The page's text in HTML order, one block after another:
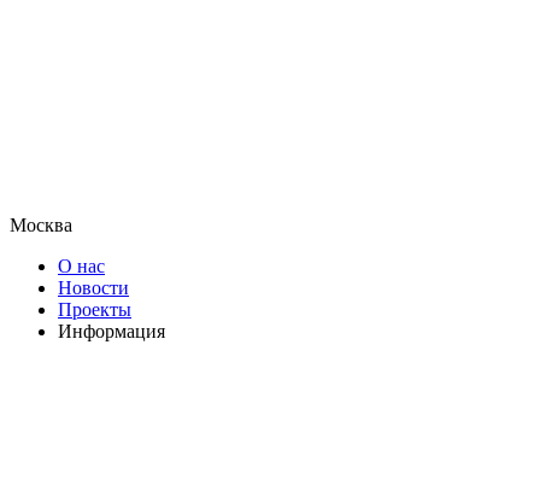
Москва
О нас
Новости
Проекты
Информация